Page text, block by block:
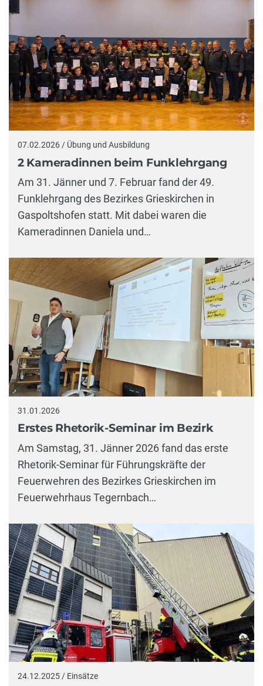
07.02.2026 / Übung und Ausbildung
2 Kameradinnen beim Funklehrgang
Am 31. Jänner und 7. Februar fand der 49.
Funklehrgang des Bezirkes Grieskirchen in
Gaspoltshofen statt. Mit dabei waren die
Kameradinnen Daniela und…
31.01.2026
Erstes Rhetorik-Seminar im Bezirk
Am Samstag, 31. Jänner 2026 fand das erste
Rhetorik-Seminar für Führungskräfte der
Feuerwehren des Bezirkes Grieskirchen im
Feuerwehrhaus Tegernbach…
24.12.2025 / Einsätze